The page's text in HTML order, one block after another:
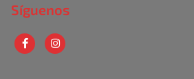
Síguenos